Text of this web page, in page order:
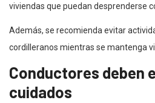
viviendas que puedan desprenderse
Además, se recomienda evitar
cordilleranos mientras se mantenga
Conductores deben
cuidados